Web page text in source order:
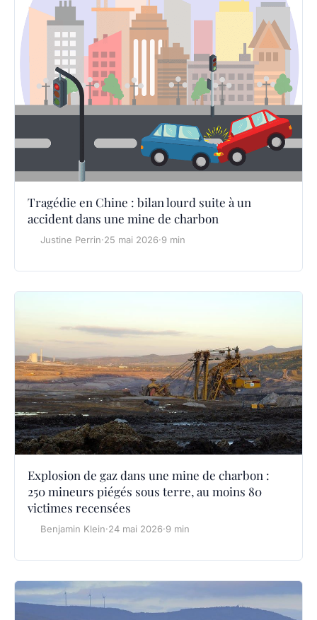
Tragédie en Chine : bilan lourd suite à un
accident dans une mine de charbon
Justine Perrin·25 mai 2026·9 min
Explosion de gaz dans une mine de charbon :
250 mineurs piégés sous terre, au moins 80
victimes recensées
Benjamin Klein·24 mai 2026·9 min